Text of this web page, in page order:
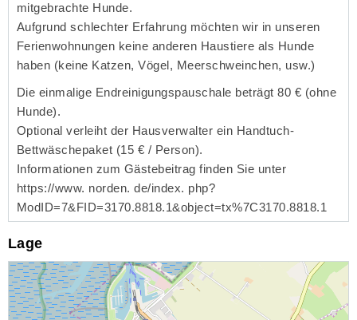
mitgebrachte Hunde.
Aufgrund schlechter Erfahrung möchten wir in unseren
Ferienwohnungen keine anderen Haustiere als Hunde
haben (keine Katzen, Vögel, Meerschweinchen, usw.)
Die einmalige Endreinigungspauschale beträgt 80 € (ohne
Hunde).
Optional verleiht der Hausverwalter ein Handtuch-
Bettwäschepaket (15 € / Person).
Informationen zum Gästebeitrag finden Sie unter
https://www. norden. de/index. php?
ModID=7&FID=3170.8818.1&object=tx%7C3170.8818.1
Lage
Lade Lageplan